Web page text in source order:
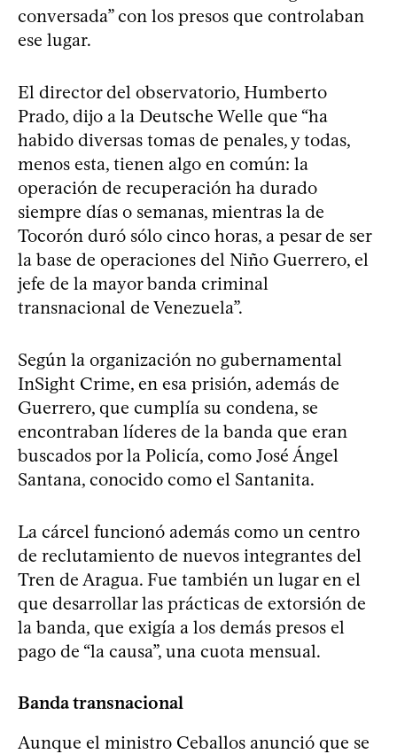
conversada” con los presos que controlaban
ese lugar.
El director del observatorio, Humberto
Prado, dijo a la Deutsche Welle que “ha
habido diversas tomas de penales, y todas,
menos esta, tienen algo en común: la
operación de recuperación ha durado
siempre días o semanas, mientras la de
Tocorón duró sólo cinco horas, a pesar de ser
la base de operaciones del Niño Guerrero, el
jefe de la mayor banda criminal
transnacional de Venezuela”.
Según la organización no gubernamental
InSight Crime, en esa prisión, además de
Guerrero, que cumplía su condena, se
encontraban líderes de la banda que eran
buscados por la Policía, como José Ángel
Santana, conocido como el Santanita.
La cárcel funcionó además como un centro
de reclutamiento de nuevos integrantes del
Tren de Aragua. Fue también un lugar en el
que desarrollar las prácticas de extorsión de
la banda, que exigía a los demás presos el
pago de “la causa”, una cuota mensual.
Banda transnacional
Aunque el ministro Ceballos anunció que se